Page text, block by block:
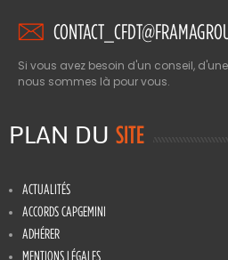
Si vous avez besoin d'un conseil,
nous sommes là pour vous.
PLAN DU SITE
ACTUALITÉS
ACCORDS CAPGEMINI
ADHÉRER
MENTIONS LÉGALES